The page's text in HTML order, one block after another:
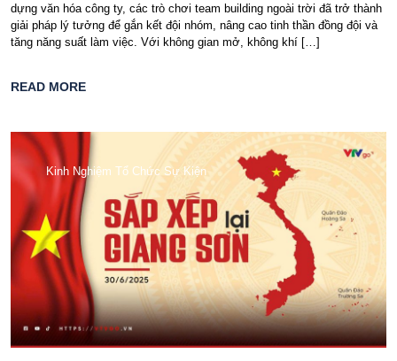
dựng văn hóa công ty, các trò chơi team building ngoài trời đã trở thành
giải pháp lý tưởng để gắn kết đội nhóm, nâng cao tinh thần đồng đội và
tăng năng suất làm việc. Với không gian mở, không khí […]
READ MORE
Kinh Nghiệm Tổ Chức Sự Kiện